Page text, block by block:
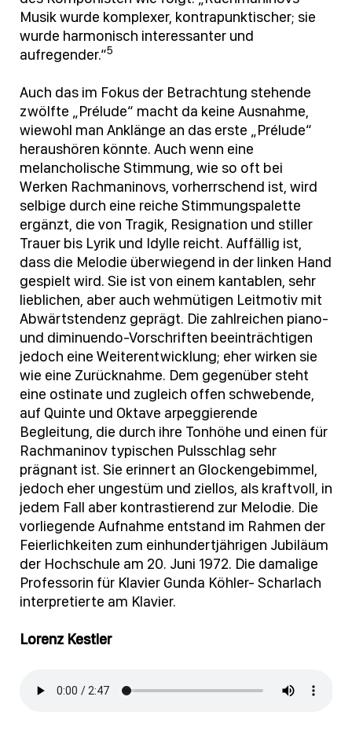
Musik wurde komplexer, kontrapunktischer; sie
wurde harmonisch interessanter und
aufregender.“5
Auch das im Fokus der Betrachtung stehende
zwölfte „Prélude“ macht da keine Ausnahme,
wiewohl man Anklänge an das erste „Prélude“
heraushören könnte. Auch wenn eine
melancholische Stimmung, wie so oft bei
Werken Rachmaninovs, vorherrschend ist, wird
selbige durch eine reiche Stimmungspalette
ergänzt, die von Tragik, Resignation und stiller
Trauer bis Lyrik und Idylle reicht. Auffällig ist,
dass die Melodie überwiegend in der linken Hand
gespielt wird. Sie ist von einem kantablen, sehr
lieblichen, aber auch wehmütigen Leitmotiv mit
Abwärtstendenz geprägt. Die zahlreichen piano-
und diminuendo-Vorschriften beeinträchtigen
jedoch eine Weiterentwicklung; eher wirken sie
wie eine Zurücknahme. Dem gegenüber steht
eine ostinate und zugleich offen schwebende,
auf Quinte und Oktave arpeggierende
Begleitung, die durch ihre Tonhöhe und einen für
Rachmaninov typischen Pulsschlag sehr
prägnant ist. Sie erinnert an Glockengebimmel,
jedoch eher ungestüm und ziellos, als kraftvoll, in
jedem Fall aber kontrastierend zur Melodie. Die
vorliegende Aufnahme entstand im Rahmen der
Feierlichkeiten zum einhundertjährigen Jubiläum
der Hochschule am 20. Juni 1972. Die damalige
Professorin für Klavier Gunda Köhler- Scharlach
interpretierte am Klavier.
Lorenz Kestler